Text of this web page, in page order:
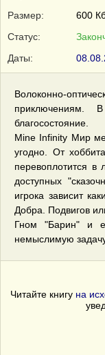
Размер:
600
Статус:
Даты:
Волоконно-
приключениям.
благосостояние.
Mine Infinity Мир
угодно. От
перевоплотится в
доступных
игрока зависит
Добра. Подвигов
Гном "Барин" и
немыслимую
Читайте книгу на